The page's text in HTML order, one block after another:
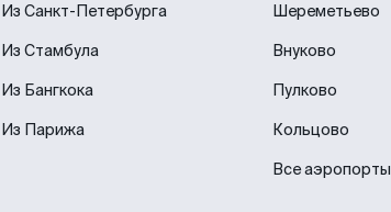
Из Санкт-Петербурга
Из Стамбула
Из Бангкока
Из Парижа
Шереметьево
Внуково
Пулково
Кольцово
Все аэропорты